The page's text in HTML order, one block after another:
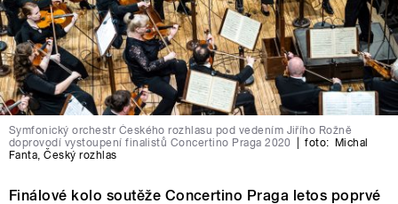
Symfonický orchestr Českého rozhlasu pod vedením Jiřího Rožně
doprovodí vystoupení finalistů Concertino Praga 2020
foto:
Michal
Fanta,Český rozhlas
Finálové kolo soutěže Concertino Praga letos poprvé